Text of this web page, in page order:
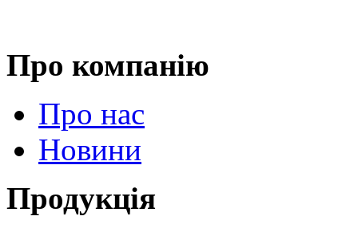
Про компанію
Про нас
Новини
Продукція